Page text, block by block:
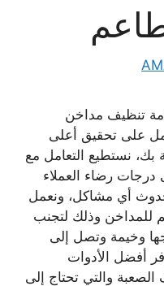
تنظيف مداخن
على تحقيق أعلى
بك، نستطيع التعامل مع
درجات رضاء العملاء
أي مشاكل، ونعمل
وذلك لتجنب
وخيمة وتصل إلى
أفضل الأدوات
الصعبة والتي تحتاج إلى